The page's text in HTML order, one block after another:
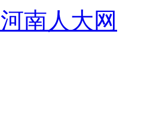
河南人大网